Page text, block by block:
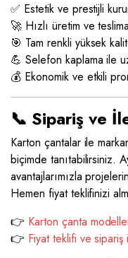
✅ Estetik ve prestijli
🚀 Hızlı üretim ve
🎯 Tam renkli yüksek
💪 Selefon kaplama ile
💰 Ekonomik ve etkili
📞 Sipariş ve
Karton çantalar ile
biçimde tanıtabilirsiniz.
avantajlarımızla
Hemen fiyat teklifinizi
👉 Karton çanta
👉 Fiyat teklifi ve